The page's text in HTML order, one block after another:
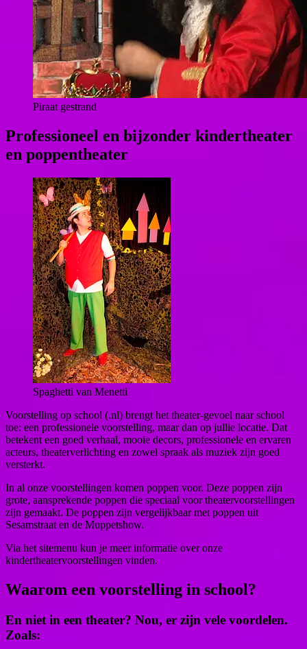
Piraat gestrand
Professioneel en bijzonder kindertheater
en poppentheater
Spaghetti van Menetti
Voorstelling op school (.nl) brengt het theater-gevoel naar school
toe: een professionele voorstelling, maar dan op jullie locatie. Dat
betekent een goed verhaal, mooie decors, professionele en ervaren
acteurs, theaterverlichting en zowel spraak als muziek zijn goed
versterkt.
In al onze voorstellingen komen poppen voor. Deze poppen zijn
grote, aansprekende poppen die speciaal voor theatervoorstellingen
zijn gemaakt. De poppen zijn vergelijkbaar met poppen uit
Sesamstraat en de Muppetshow.
Via het sitemenu kun je meer informatie over onze
kindertheatervoorstellingen vinden.
Waarom een voorstelling in school?
En niet in een theater? Nou, er zijn vele voordelen.
Zoals: